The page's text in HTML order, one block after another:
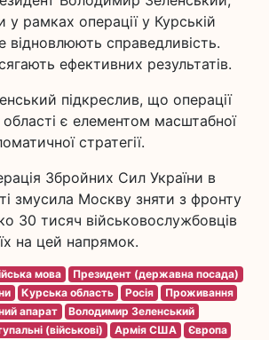
у рамках операції у Курській
відновлюють справедливість.
ефективних результатів.
підкреслив, що операції
є елементом масштабної
стратегії.
Збройних Сил України в
змусила Москву зняти з фронту
30 тисяч військовослужбовців
на цей напрямок.
мова
Президент (державна посада)
Курська область Росія
Проживання
апарат
Володимир Зеленський
(військові) Армія США
Європа